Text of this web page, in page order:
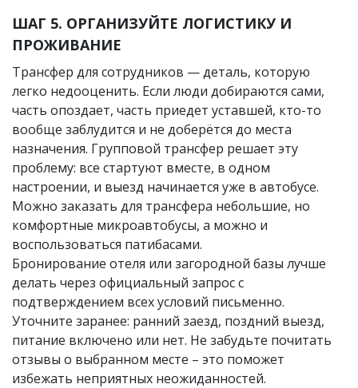
ШАГ 5. ОРГАНИЗУЙТЕ ЛОГИСТИКУ И
ПРОЖИВАНИЕ
Трансфер для сотрудников — деталь, которую
легко недооценить. Если люди добираются сами,
часть опоздает, часть приедет уставшей, кто-то
вообще заблудится и не доберётся до места
назначения. Групповой трансфер решает эту
проблему: все стартуют вместе, в одном
настроении, и выезд начинается уже в автобусе.
Можно заказать для трансфера небольшие, но
комфортные микроавтобусы, а можно и
воспользоваться патибасами.
Бронирование отеля или загородной базы лучше
делать через официальный запрос с
подтверждением всех условий письменно.
Уточните заранее: ранний заезд, поздний выезд,
питание включено или нет. Не забудьте почитать
отзывы о выбранном месте – это поможет
избежать неприятных неожиданностей.